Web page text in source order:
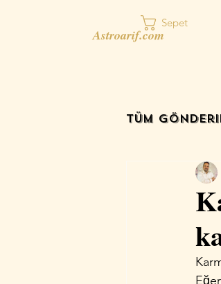
Astroarif.com
Sepet
Tüm